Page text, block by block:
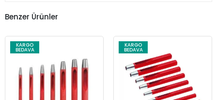
Benzer Ürünler
KARGO
BEDAVA
KARGO
BEDAVA